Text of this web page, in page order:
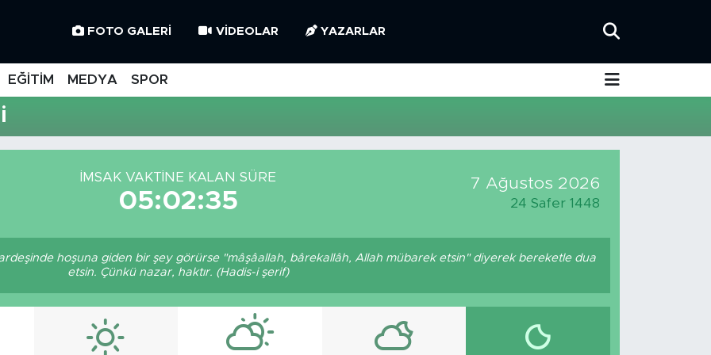
FOTO GALERI VIDEOLAR YAZARLAR
EĞİTİM MEDYA SPOR
İMSAK VAKTINE KALAN SÜRE
05:02:35
7 Ağustos 2026
24 Safer 1448
hoşuna giden bir şey görürse "mâşâallah, bârekallâh, Allah mübarek etsin" diyerek bereketle dua
etsin. Çünkü nazar, haktır. (Hadis-i şerif)